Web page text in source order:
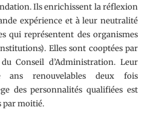
Ils enrichissent la réflexion
expérience et à leur neutralité
qui représentent des organismes
Elles sont cooptées par
Conseil d’Administration. Leur
renouvelables deux fois
des personnalités qualifiées est
par moitié.